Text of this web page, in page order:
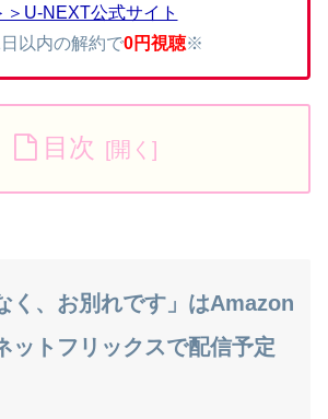
＞U-NEXT公式サイト
以内の解約で0円視聴※
目次
く、お別れです」はAmazon
ットフリックスで配信予定